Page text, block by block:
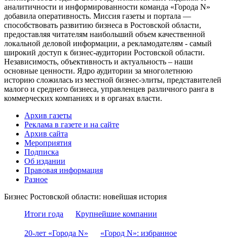
аналитичности и информированности команда «Города N»
добавила оперативность. Миссия газеты и портала —
способствовать развитию бизнеса в Ростовской области,
предоставляя читателям наибольший объем качественной
локальной деловой информации, а рекламодателям - самый
широкий доступ к бизнес-аудитории Ростовской области.
Независимость, объективность и актуальность – наши
основные ценности. Ядро аудитории за многолетнюю
историю сложилась из местной бизнес-элиты, представителей
малого и среднего бизнеса, управленцев различного ранга в
коммерческих компаниях и в органах власти.
Архив газеты
Реклама в газете и на сайте
Архив сайта
Мероприятия
Подписка
Об издании
Правовая информация
Разное
Бизнес Ростовской области: новейшая история
Итоги года
Крупнейшие компании
20-лет «Города N» «Город N»: избранное